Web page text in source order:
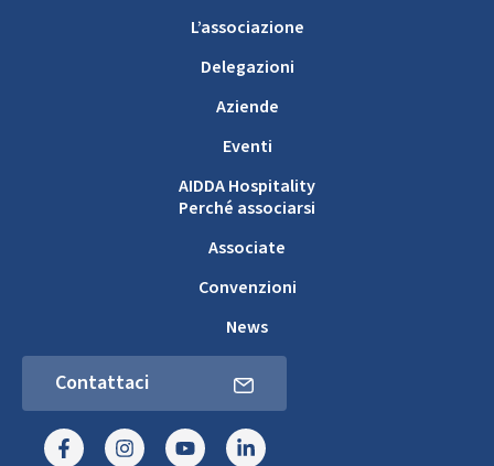
L’associazione
Delegazioni
Aziende
Eventi
AIDDA Hospitality
Perché associarsi
Associate
Convenzioni
News
Contattaci